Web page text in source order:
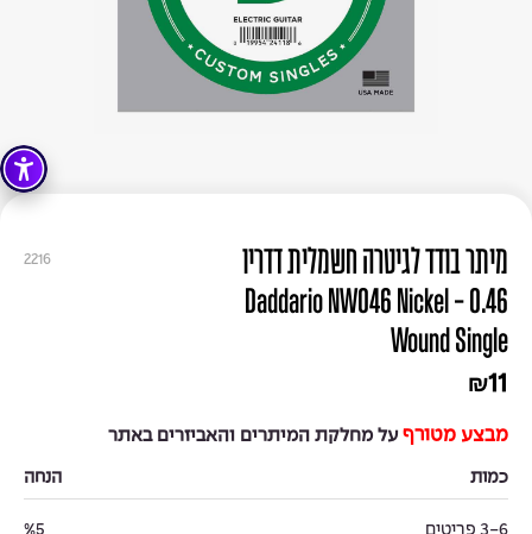
2216
מיתר בודד לגיטרה חשמלית דדריו
0.46 - Daddario NW046 Nickel
Wound Single
₪11
מבצע מטורף על מחלקת המיתרים והאביזרים באתר
כמות הנחה